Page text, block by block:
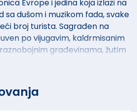
Evrope i jedina koja izlazi na
sa dušom i muzikom fada, svake
broj turista. Sagrađen na
po vijugavim, kaldrmisanim
građevinama, žutim
mosta preko reke Težo,
prošetate kroz najstariju
grada, Alfamu, u kojoj se nalaze